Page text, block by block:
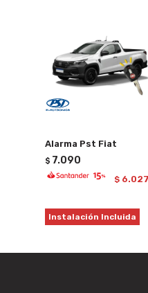
Alarma Pst Fiat
$ 7.090
$ 6.027
Instalación Incluida